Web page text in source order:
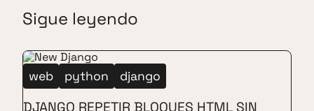
Sigue leyendo
web python django
DJANGO REPETIR BLOQUES HTML SIN